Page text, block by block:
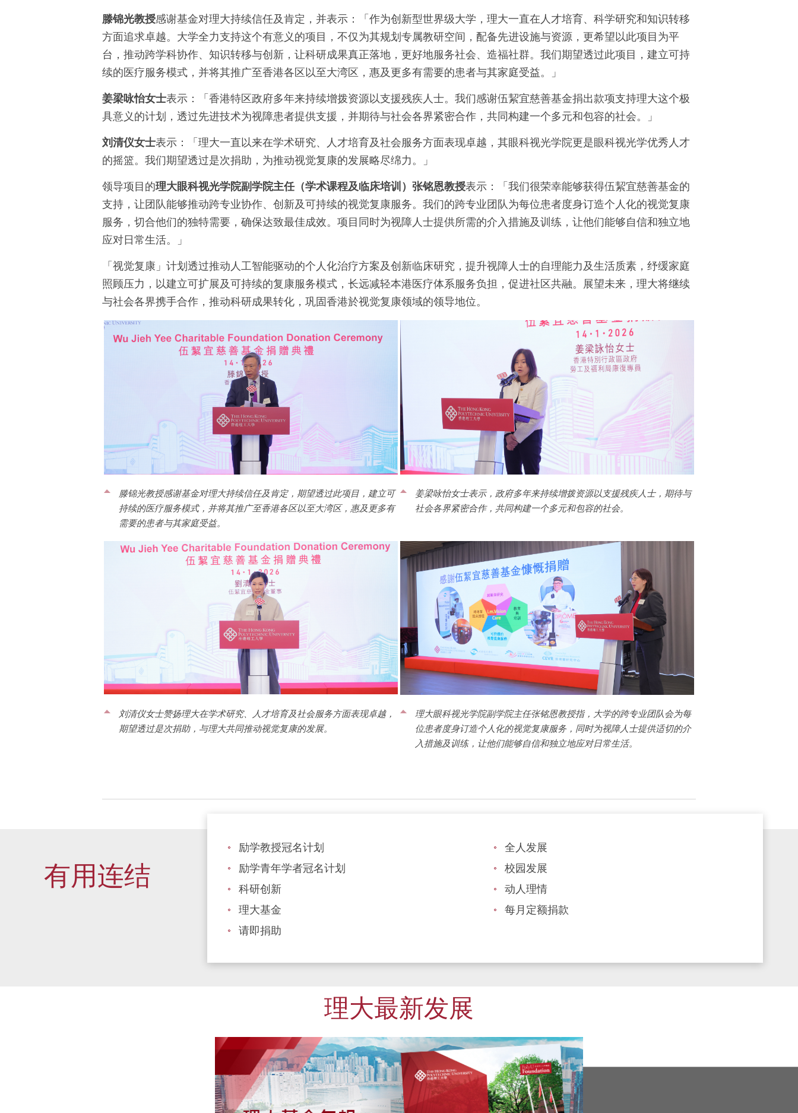
滕锦光教授感谢基金对理大持续信任及肯定，并表示：「作为创新型世界级大学，理大一直在人才培育、科学研究和知识转移
方面追求卓越。大学全力支持这个有意义的项目，不仅为其规划专属教研空间，配备先进设施与资源，更希望以此项目为平
台，推动跨学科协作、知识转移与创新，让科研成果真正落地，更好地服务社会、造福社群。我们期望透过此项目，建立可持
续的医疗服务模式，并将其推广至香港各区以至大湾区，惠及更多有需要的患者与其家庭受益。」
姜梁咏怡女士表示：「香港特区政府多年来持续增拨资源以支援残疾人士。我们感谢伍絜宜慈善基金捐出款项支持理大这个极
具意义的计划，透过先进技术为视障患者提供支援，并期待与社会各界紧密合作，共同构建一个多元和包容的社会。」
刘清仪女士表示：「理大一直以来在学术研究、人才培育及社会服务方面表现卓越，其眼科视光学院更是眼科视光学优秀人才
的摇篮。我们期望透过是次捐助，为推动视觉复康的发展略尽绵力。」
领导项目的理大眼科视光学院副学院主任（学术课程及临床培训）张铭恩教授表示：「我们很荣幸能够获得伍絜宜慈善基金的
支持，让团队能够推动跨专业协作、创新及可持续的视觉复康服务。我们的跨专业团队为每位患者度身订造个人化的视觉复康
服务，切合他们的独特需要，确保达致最佳成效。项目同时为视障人士提供所需的介入措施及训练，让他们能够自信和独立地
应对日常生活。」
「视觉复康」计划透过推动人工智能驱动的个人化治疗方案及创新临床研究，提升视障人士的自理能力及生活质素，纾缓家庭
照顾压力，以建立可扩展及可持续的复康服务模式，长远减轻本港医疗体系服务负担，促进社区共融。展望未来，理大将继续
与社会各界携手合作，推动科研成果转化，巩固香港於视觉复康领域的领导地位。
滕锦光教授感谢基金对理大持续信任及肯定，期望透过此项目，建立可
持续的医疗服务模式，并将其推广至香港各区以至大湾区，惠及更多有
需要的患者与其家庭受益。
姜梁咏怡女士表示，政府多年来持续增拨资源以支援残疾人士，期待与
社会各界紧密合作，共同构建一个多元和包容的社会。
刘清仪女士赞扬理大在学术研究、人才培育及社会服务方面表现卓越，
期望透过是次捐助，与理大共同推动视觉复康的发展。
理大眼科视光学院副学院主任张铭恩教授指，大学的跨专业团队会为每
位患者度身订造个人化的视觉复康服务，同时为视障人士提供适切的介
入措施及训练，让他们能够自信和独立地应对日常生活。
有用连结
励学教授冠名计划
全人发展
励学青年学者冠名计划
校园发展
科研创新
动人理情
理大基金
每月定额捐款
请即捐助
理大最新发展